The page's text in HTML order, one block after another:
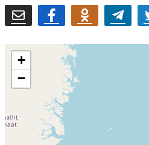
Email FacebookOdnoklassnikiTelegram
+
−